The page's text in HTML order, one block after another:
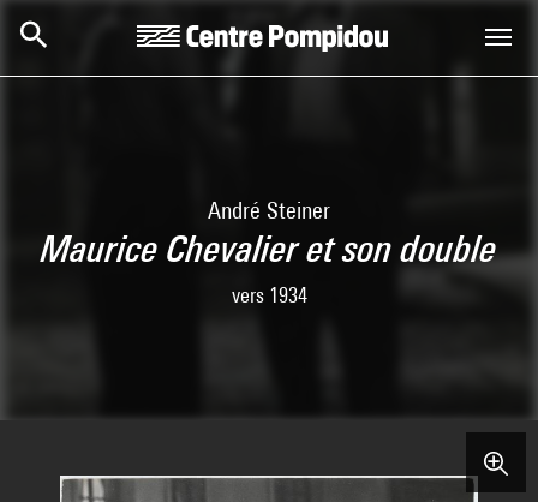
André Steiner
Maurice Chevalier et son double
vers 1934